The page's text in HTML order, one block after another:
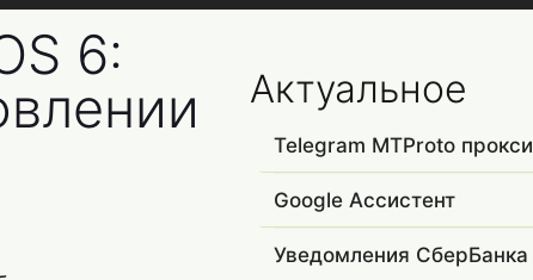
6:
Актуальное
Telegram MTProto прокси
Google Ассистент
Уведомления СберБанка